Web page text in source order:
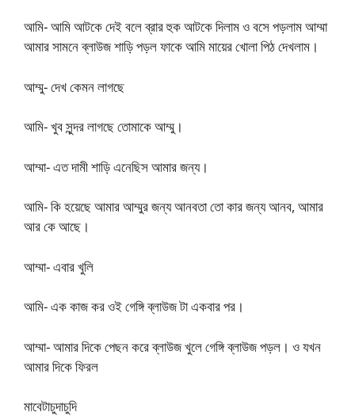
আমি- আমি আটকে দেই বলে ব্রার হুক আটকে দিলাম ও বসে পড়লাম আম্মা
আমার সামনে ব্লাউজ শাড়ি পড়ল ফাকে আমি মায়ের খোলা পিঠ দেখলাম।
আম্মু- দেখ কেমন লাগছে
আমি- খুব সুন্দর লাগছে তোমাকে আম্মু।
আম্মা- এত দামী শাড়ি এনেছিস আমার জন্য।
আমি- কি হয়েছে আমার আম্মুর জন্য আনবতা তো কার জন্য আনব, আমার
আর কে আছে।
আম্মা- এবার খুলি
আমি- এক কাজ কর ওই গেঙ্গি ব্লাউজ টা একবার পর।
আম্মা- আমার দিকে পেছন করে ব্লাউজ খুলে গেঙ্গি ব্লাউজ পড়ল। ও যখন
আমার দিকে ফিরল
মাবেটাচুদাচুদি